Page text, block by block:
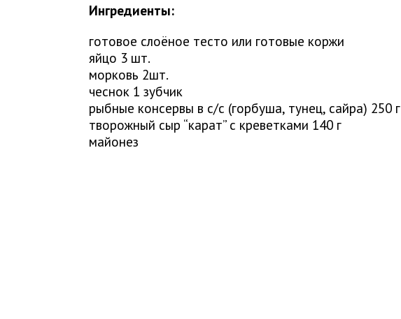
Ингредиенты:
готовое слоёное тесто или готовые коржи
яйцо 3 шт.
морковь 2шт.
чеснок 1 зубчик
рыбные консервы в с/с (горбуша, тунец, сайра) 250 г
творожный сыр “карат” с креветками 140 г
майонез